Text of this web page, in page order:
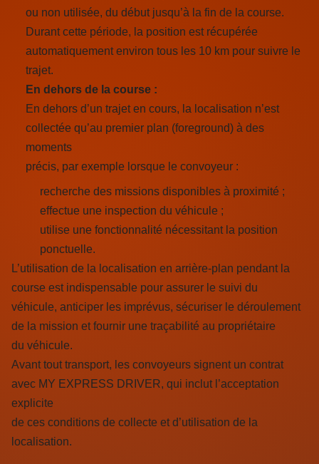
ou non utilisée, du début jusqu’à la fin de la course.
Durant cette période, la position est récupérée
automatiquement environ tous les 10 km pour suivre le
trajet.
En dehors de la course :
En dehors d’un trajet en cours, la localisation n’est
collectée qu’au premier plan (foreground) à des
moments
précis, par exemple lorsque le convoyeur :
recherche des missions disponibles à proximité ;
effectue une inspection du véhicule ;
utilise une fonctionnalité nécessitant la position
ponctuelle.
L’utilisation de la localisation en arrière-plan pendant la
course est indispensable pour assurer le suivi du
véhicule, anticiper les imprévus, sécuriser le déroulement
de la mission et fournir une traçabilité au propriétaire
du véhicule.
Avant tout transport, les convoyeurs signent un contrat
avec MY EXPRESS DRIVER, qui inclut l’acceptation
explicite
de ces conditions de collecte et d’utilisation de la
localisation.